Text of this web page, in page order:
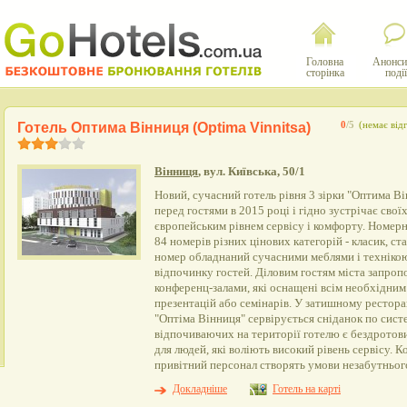
Головна
сторінка
події
0/5 (немає
Готель Оптима Вінниця (Optima Vinnitsa)
Вінниця, вул. Київська, 50/1
Новий, сучасний готель рівня 3 зірки "Оптима
перед гостями в 2015 році і гідно зустрічає
європейським рівнем сервісу і комфорту.
84 номерів різних цінових категорій - класик,
номер обладнаний сучасними меблями і
відпочинку гостей. Діловим гостям міста
конференц-залами, які оснащені всім
презентацій або семінарів. У затишному
"Оптіма Вінниця" сервірується сніданок по
відпочиваючих на території готелю є
для людей, які воліють високий рівень сервісу.
привітний персонал створять умови
Докладніше
Готель на карті